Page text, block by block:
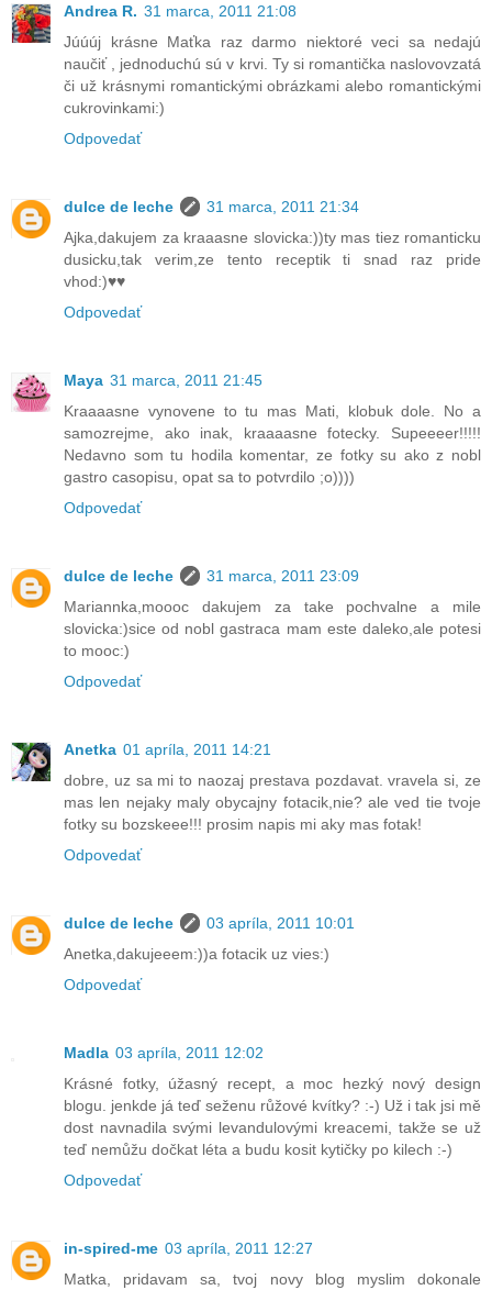
Andrea R. 31 marca, 2011 21:08
Júúúj krásne Maťka raz darmo niektoré veci sa nedajú
naučiť , jednoduchú sú v krvi. Ty si romantička naslovovzatá
či už krásnymi romantickými obrázkami alebo romantickými
cukrovinkami:)
Odpovedať
dulce de leche
31 marca, 2011 21:34
Ajka,dakujem za kraaasne slovicka:))ty mas tiez romanticku
dusicku,tak verim,ze tento receptik ti snad raz pride
vhod:)♥♥
Odpovedať
Maya 31 marca, 2011 21:45
Kraaaasne vynovene to tu mas Mati, klobuk dole. No a
samozrejme, ako inak, kraaaasne fotecky. Supeeeer!!!!!
Nedavno som tu hodila komentar, ze fotky su ako z nobl
gastro casopisu, opat sa to potvrdilo ;o))))
Odpovedať
dulce de leche
31 marca, 2011 23:09
Mariannka,moooc dakujem za take pochvalne a mile
slovicka:)sice od nobl gastraca mam este daleko,ale potesi
to mooc:)
Odpovedať
Anetka 01 apríla, 2011 14:21
dobre, uz sa mi to naozaj prestava pozdavat. vravela si, ze
mas len nejaky maly obycajny fotacik,nie? ale ved tie tvoje
fotky su bozskeee!!! prosim napis mi aky mas fotak!
Odpovedať
dulce de leche
03 apríla, 2011 10:01
Anetka,dakujeeem:))a fotacik uz vies:)
Odpovedať
Madla 03 apríla, 2011 12:02
Krásné fotky, úžasný recept, a moc hezký nový design
blogu. jenkde já teď seženu růžové kvítky? :-) Už i tak jsi mě
dost navnadila svými levandulovými kreacemi, takže se už
teď nemůžu dočkat léta a budu kosit kytičky po kilech :-)
Odpovedať
in-spired-me 03 apríla, 2011 12:27
Matka, pridavam sa, tvoj novy blog myslim dokonale